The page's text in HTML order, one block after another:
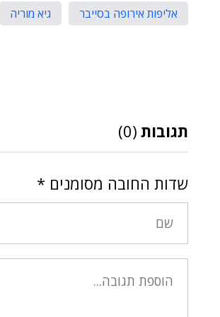
אליפות אירופה בסייבר
גיא מוריה
תגובות (0)
שדות החובה מסומנים *